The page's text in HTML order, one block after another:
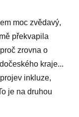
moc zvědavý,
překvapila
zrovna o
kraje...
inkluze,
je na druhou